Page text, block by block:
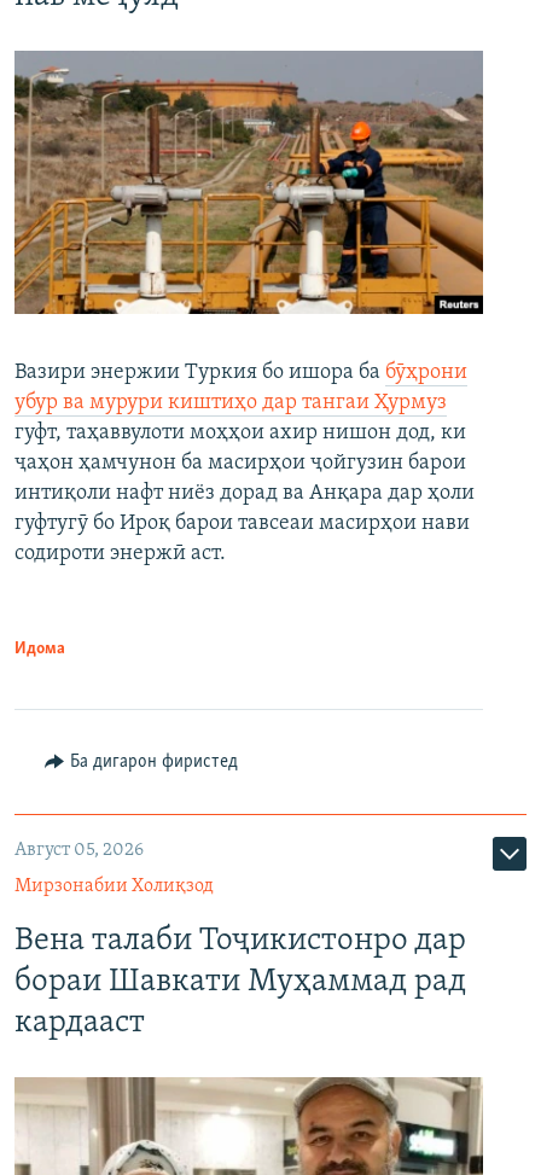
Вазири энержии Туркия бо ишора ба бӯҳрони
убур ва мурури киштиҳо дар тангаи Ҳурмуз
гуфт, таҳаввулоти моҳҳои ахир нишон дод, ки
ҷаҳон ҳамчунон ба масирҳои ҷойгузин барои
интиқоли нафт ниёз дорад ва Анқара дар ҳоли
гуфтугӯ бо Ироқ барои тавсеаи масирҳои нави
содироти энержӣ аст.
Идома
Ба дигарон фиристед
Август 05, 2026
Мирзонабии Холиқзод
Вена талаби Тоҷикистонро дар
бораи Шавкати Муҳаммад рад
кардааст